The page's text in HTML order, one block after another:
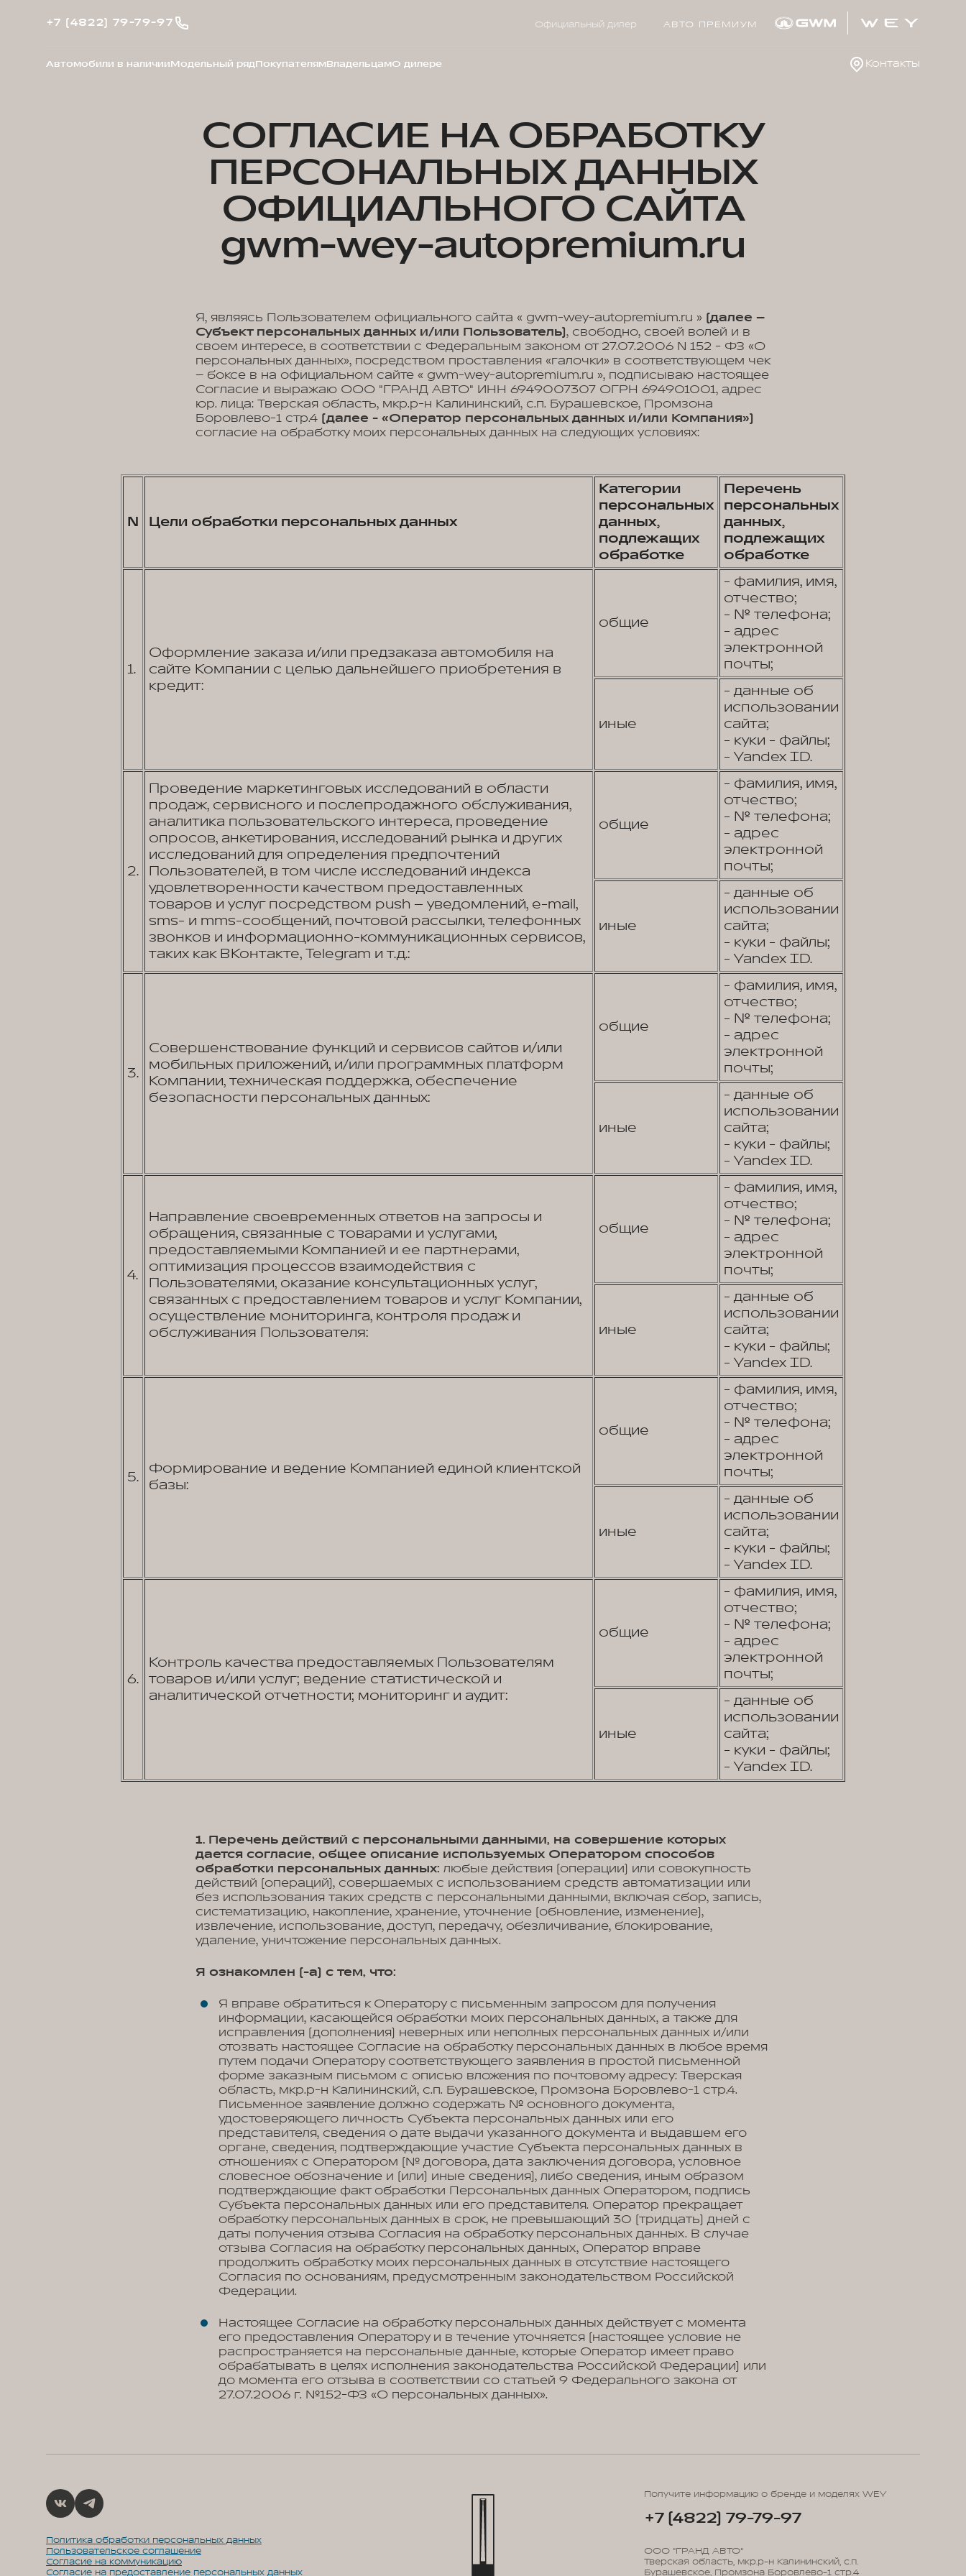
Официальный дилер АВТО ПРЕМИУМ
Контакты
+7 (4822) 79-79-97
Автомобили в наличииМодельный рядПокупателямВладельцамО дилере
СОГЛАСИЕ НА ОБРАБОТКУ
ПЕРСОНАЛЬНЫХ ДАННЫХ
ОФИЦИАЛЬНОГО САЙТА
gwm-wey-autopremium.ru
Я, являясь Пользователем официального сайта « gwm-wey-autopremium.ru » (далее –
Субъект персональных данных и/или Пользователь), свободно, своей волей и в
своем интересе, в соответствии с Федеральным законом от 27.07.2006 N 152 - ФЗ «О
персональных данных», посредством проставления «галочки» в соответствующем чек
– боксе в на официальном сайте « gwm-wey-autopremium.ru », подписываю настоящее
Согласие и выражаю ООО "ГРАНД АВТО" ИНН 6949007307 ОГРН 694901001, адрес
юр. лица: Тверская область, мкр.р-н Калининский, с.п. Бурашевское, Промзона
Боровлево-1 стр.4 (далее - «Оператор персональных данных и/или Компания»)
согласие на обработку моих персональных данных на следующих условиях:
N Цели обработки персональных данных
Категории
персональных
данных,
подлежащих
обработке
Перечень
персональных
данных,
подлежащих
обработке
1.
Оформление заказа и/или предзаказа автомобиля на
сайте Компании с целью дальнейшего приобретения в
кредит:
общие
- фамилия, имя,
отчество;
- № телефона;
- адрес
электронной
почты;
иные
- данные об
использовании
сайта;
- куки - файлы;
- Yandex ID.
2.
Проведение маркетинговых исследований в области
продаж, сервисного и послепродажного обслуживания,
аналитика пользовательского интереса, проведение
опросов, анкетирования, исследований рынка и других
исследований для определения предпочтений
Пользователей, в том числе исследований индекса
удовлетворенности качеством предоставленных
товаров и услуг посредством push – уведомлений, e-mail,
sms- и mms-сообщений, почтовой рассылки, телефонных
звонков и информационно-коммуникационных сервисов,
таких как ВКонтакте, Telegram и т.д.:
общие
- фамилия, имя,
отчество;
- № телефона;
- адрес
электронной
почты;
иные
- данные об
использовании
сайта;
- куки - файлы;
- Yandex ID.
3.
Совершенствование функций и сервисов сайтов и/или
мобильных приложений, и/или программных платформ
Компании, техническая поддержка, обеспечение
безопасности персональных данных:
общие
- фамилия, имя,
отчество;
- № телефона;
- адрес
электронной
почты;
иные
- данные об
использовании
сайта;
- куки - файлы;
- Yandex ID.
4.
Направление своевременных ответов на запросы и
обращения, связанные с товарами и услугами,
предоставляемыми Компанией и ее партнерами,
оптимизация процессов взаимодействия с
Пользователями, оказание консультационных услуг,
связанных с предоставлением товаров и услуг Компании,
осуществление мониторинга, контроля продаж и
обслуживания Пользователя:
общие
- фамилия, имя,
отчество;
- № телефона;
- адрес
электронной
почты;
иные
- данные об
использовании
сайта;
- куки - файлы;
- Yandex ID.
5.
Формирование и ведение Компанией единой клиентской
базы:
общие
- фамилия, имя,
отчество;
- № телефона;
- адрес
электронной
почты;
иные
- данные об
использовании
сайта;
- куки - файлы;
- Yandex ID.
6.
Контроль качества предоставляемых Пользователям
товаров и/или услуг; ведение статистической и
аналитической отчетности; мониторинг и аудит:
общие
- фамилия, имя,
отчество;
- № телефона;
- адрес
электронной
почты;
иные
- данные об
использовании
сайта;
- куки - файлы;
- Yandex ID.
1. Перечень действий с персональными данными, на совершение которых
дается согласие, общее описание используемых Оператором способов
обработки персональных данных: любые действия (операции) или совокупность
действий (операций), совершаемых с использованием средств автоматизации или
без использования таких средств с персональными данными, включая сбор, запись,
систематизацию, накопление, хранение, уточнение (обновление, изменение),
извлечение, использование, доступ, передачу, обезличивание, блокирование,
удаление, уничтожение персональных данных.
Я ознакомлен (-а) с тем, что:
Я вправе обратиться к Оператору с письменным запросом для получения
информации, касающейся обработки моих персональных данных, а также для
исправления (дополнения) неверных или неполных персональных данных и/или
отозвать настоящее Согласие на обработку персональных данных в любое время
путем подачи Оператору соответствующего заявления в простой письменной
форме заказным письмом с описью вложения по почтовому адресу: Тверская
область, мкр.р-н Калининский, с.п. Бурашевское, Промзона Боровлево-1 стр.4.
Письменное заявление должно содержать № основного документа,
удостоверяющего личность Субъекта персональных данных или его
представителя, сведения о дате выдачи указанного документа и выдавшем его
органе, сведения, подтверждающие участие Субъекта персональных данных в
отношениях с Оператором (№ договора, дата заключения договора, условное
словесное обозначение и (или) иные сведения), либо сведения, иным образом
подтверждающие факт обработки Персональных данных Оператором, подпись
Субъекта персональных данных или его представителя. Оператор прекращает
обработку персональных данных в срок, не превышающий 30 (тридцать) дней с
даты получения отзыва Согласия на обработку персональных данных. В случае
отзыва Согласия на обработку персональных данных, Оператор вправе
продолжить обработку моих персональных данных в отсутствие настоящего
Согласия по основаниям, предусмотренным законодательством Российской
Федерации.
Настоящее Согласие на обработку персональных данных действует с момента
его предоставления Оператору и в течение уточняется (настоящее условие не
распространяется на персональные данные, которые Оператор имеет право
обрабатывать в целях исполнения законодательства Российской Федерации) или
до момента его отзыва в соответствии со статьей 9 Федерального закона от
27.07.2006 г. №152-ФЗ «О персональных данных».
Политика обработки персональных данных
Пользовательское соглашение
Согласие на коммуникацию
Согласие на предоставление персональных данных
Получите информацию о бренде и моделях WEY
+7 (4822) 79-79-97
ООО "ГРАНД АВТО"
Тверская область, мкр.р-н Калининский, с.п.
Бурашевское, Промзона Боровлево-1 стр.4